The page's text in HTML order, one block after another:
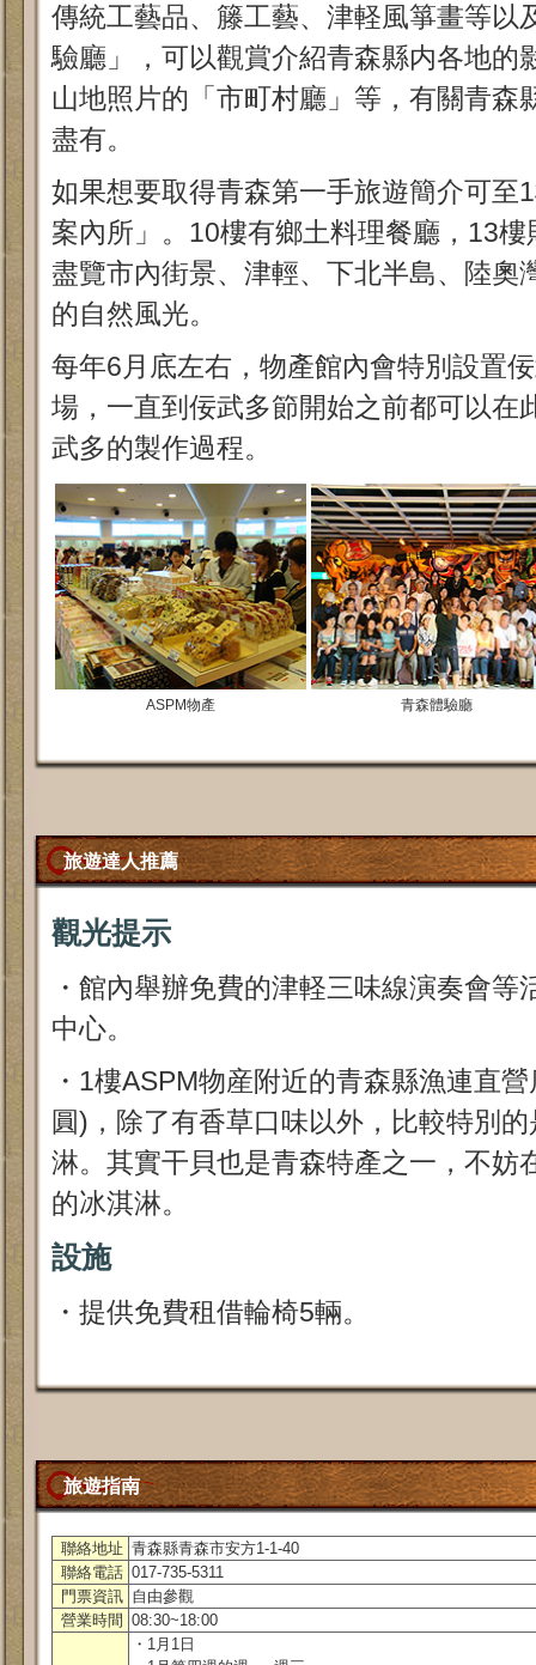
傳統工藝品、籐工藝、津軽風箏畫等以
驗廳」，可以觀賞介紹青森縣内各地的
山地照片的「市町村廳」等，有關青森
盡有。
如果想要取得青森第一手旅遊簡介可至
案內所」。10樓有鄉土料理餐廳，13
盡覽市內街景、津輕、下北半島、陸奧
的自然風光。
每年6月底左右，物產館內會特別設置
場，一直到佞武多節開始之前都可以在
武多的製作過程。
ASPM物產 青森體驗廳
旅遊達人推薦
觀光提示
・館內舉辦免費的津軽三味線演奏會
中心。
・1樓ASPM物産附近的青森縣漁連直
圓)，除了有香草口味以外，比較特別
淋。其實干貝也是青森特產之一，不妨
的冰淇淋。
設施
・提供免費租借輪椅5輛。
旅遊指南
聯絡地址 青森縣青森市安方1-1-40
聯絡電話 017-735-5311
門票資訊 自由參觀
營業時間 08:30~18:00
・1月1日